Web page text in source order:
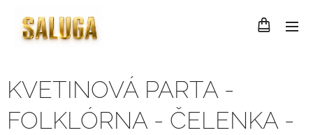
KVETINOVÁ PARTA -
FOLKLÓRNA - ČELENKA -